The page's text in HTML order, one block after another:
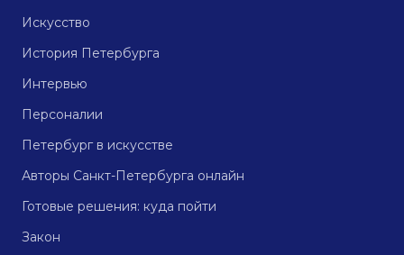
Искусство
История Петербурга
Интервью
Персоналии
Петербург в искусстве
Авторы Санкт-Петербурга онлайн
Готовые решения: куда пойти
Закон